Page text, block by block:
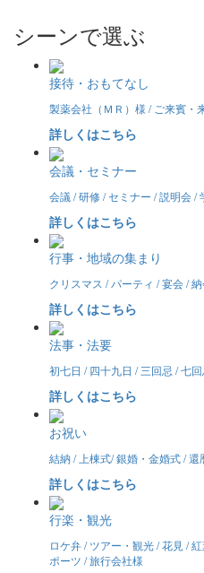
シーンで選ぶ
接待・おもてなし
製薬会社（ＭＲ）様 / ご来賓・
詳しくはこちら
会議・セミナー
会議 / 研修 / セミナー / 説明会 /
詳しくはこちら
行事・地域の集まり
クリスマス / パーティ / 宴会 /
詳しくはこちら
法事・法要
初七日 / 四十九日 / 三回忌 / 七
詳しくはこちら
お祝い
結納 / 上棟式/ 銀婚・金婚式 /
詳しくはこちら
行楽・観光
ロケ弁 / ツアー・観光 / 花見 /
ポーツ / 旅行会社様